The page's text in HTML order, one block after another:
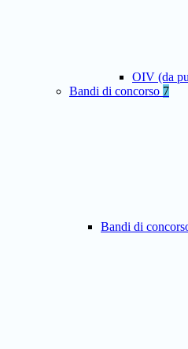
OIV (da
Bandi di concorso 7
Bandi di